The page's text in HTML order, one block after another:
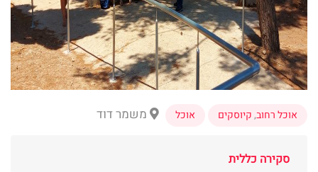
אוכל רחוב,קיוסקים אוכל משמר דוד
סקירה כללית